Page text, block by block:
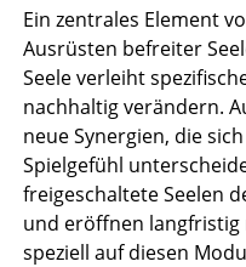
Ein zentrales Element
Ausrüsten befreiter
Seele verleiht
nachhaltig verändern.
neue Synergien, die
Spielgefühl
freigeschaltete Seelen
und eröffnen langfristig
speziell auf diesen